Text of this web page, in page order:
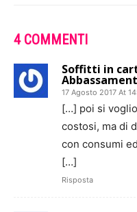
4 COMMENTI
Soffitti in
17 Agosto 2017 At
[…] poi si
costosi, ma di
con consumi
[…]
Risposta